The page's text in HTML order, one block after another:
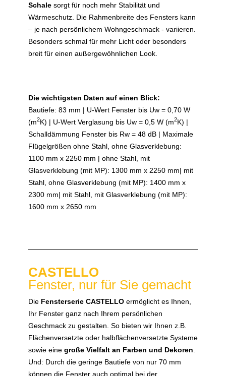
Schale sorgt für noch mehr Stabilität und
Wärmeschutz. Die Rahmenbreite des Fensters kann
– je nach persönlichem Wohngeschmack - variieren.
Besonders schmal für mehr Licht oder besonders
breit für einen außergewöhnlichen Look.
Die wichtigsten Daten auf einen Blick:
Bautiefe: 83 mm | U-Wert Fenster bis Uw = 0,70 W
(m2K) | U-Wert Verglasung bis Uw = 0,5 W (m2K) |
Schalldämmung Fenster bis Rw = 48 dB | Maximale
Flügelgrößen ohne Stahl, ohne Glasverklebung:
1100 mm x 2250 mm | ohne Stahl, mit
Glasverklebung (mit MP): 1300 mm x 2250 mm| mit
Stahl, ohne Glasverklebung (mit MP): 1400 mm x
2300 mm| mit Stahl, mit Glasverklebung (mit MP):
1600 mm x 2650 mm
CASTELLO
Fenster, nur für Sie gemacht
Die Fensterserie CASTELLO ermöglicht es Ihnen,
Ihr Fenster ganz nach Ihrem persönlichen
Geschmack zu gestalten. So bieten wir Ihnen z.B.
Flächenversetzte oder halbflächenversetzte Systeme
sowie eine große Vielfalt an Farben und Dekoren
Und: Durch die geringe Bautiefe von nur 70 mm
können die Fenster auch optimal bei der